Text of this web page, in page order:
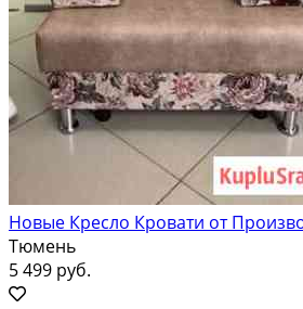
Новые Кресло Кровати от
Тюмень
5 499 руб.